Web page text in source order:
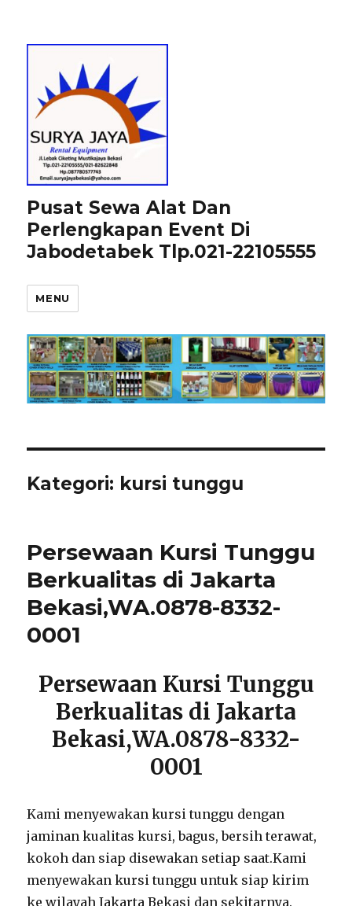
Pusat Sewa Alat Dan
Perlengkapan Event Di
Jabodetabek Tlp.021-22105555
MENU
Kategori: kursi tunggu
Persewaan Kursi Tunggu
Berkualitas di Jakarta
Bekasi,WA.0878-8332-
0001
Persewaan Kursi Tunggu
Berkualitas di Jakarta
Bekasi,WA.0878-8332-
0001
Kami menyewakan kursi tunggu dengan
jaminan kualitas kursi, bagus, bersih terawat,
kokoh dan siap disewakan setiap saat.Kami
menyewakan kursi tunggu untuk siap kirim
ke wilayah Jakarta Bekasi dan sekitarnya.